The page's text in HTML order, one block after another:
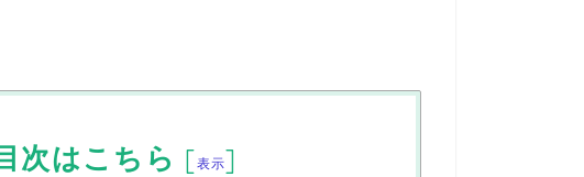
次はこちら [表示]